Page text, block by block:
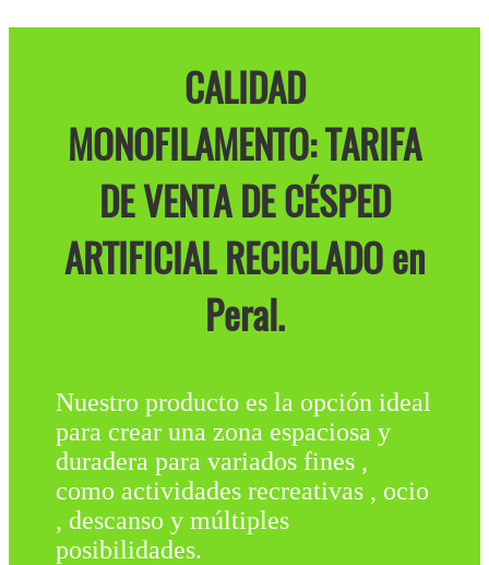
CALIDAD
MONOFILAMENTO: TARIFA
DE VENTA DE CÉSPED
ARTIFICIAL RECICLADO en
Peral.
Nuestro producto es la opción ideal
para crear una zona espaciosa y
duradera para variados fines ,
como actividades recreativas , ocio
, descanso y múltiples
posibilidades.